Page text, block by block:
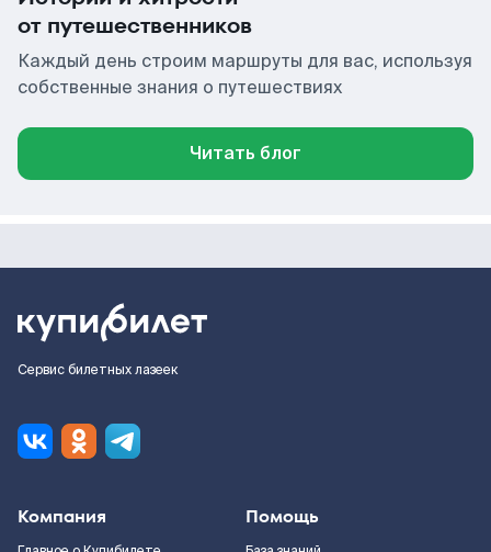
от путешественников
Каждый день строим маршруты для вас, используя
собственные знания о путешествиях
Читать блог
Сервис билетных лазеек
Компания Помощь